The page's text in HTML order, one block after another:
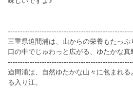
三重県迫間浦は、山からの栄養もたっぷ
口の中でじゅわっと広がる、ゆたかな真
迫間浦は、自然ゆたかな山々に包まれ
る入り江。